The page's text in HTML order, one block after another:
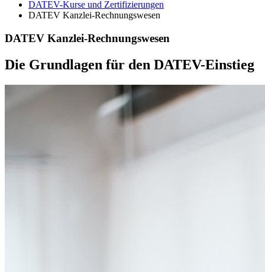
DATEV-Kurse und Zertifizierungen
DATEV Kanzlei-Rechnungswesen
DATEV Kanzlei-Rechnungswesen
Die Grundlagen für den DATEV-Einstieg